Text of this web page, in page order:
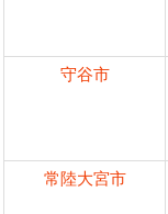
守谷市
常陸大宮市